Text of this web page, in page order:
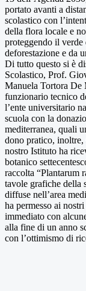
portato avanti a
scolastico con
della flora locale e
proteggendo il
deforestazione e da
Di tutto questo si è
Scolastico, Prof.
Manuela Tortora De
funzionario tecnico
l’ente universitario
scuola con la
mediterranea, quali
dono pratico,
nostro Istituto ha
botanico
raccolta “Plantarum
tavole grafiche della
diffuse nell’area
ha permesso ai
immediato con
alla fine di un anno
con l’ottimismo di